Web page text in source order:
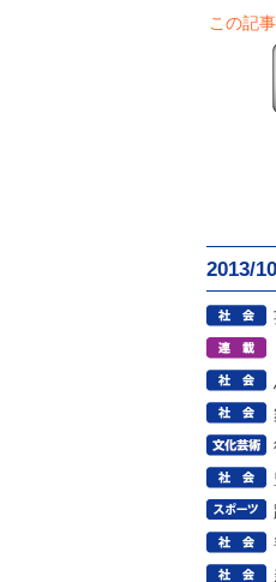
この記
2013/